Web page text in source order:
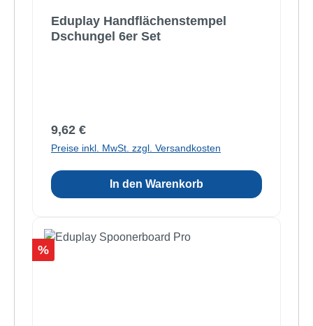
Eduplay Handflächenstempel
Dschungel 6er Set
Regulärer Preis:
9,62 €
Preise inkl. MwSt. zzgl. Versandkosten
In den Warenkorb
Rabatt
%